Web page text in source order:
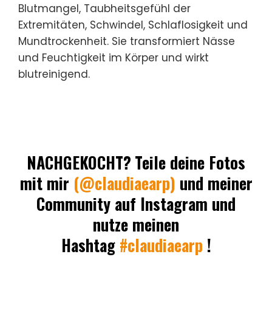
Blutmangel, Taubheitsgefühl der
Extremitäten, Schwindel, Schlaflosigkeit und
Mundtrockenheit. Sie transformiert Nässe
und Feuchtigkeit im Körper und wirkt
blutreinigend.
NACHGEKOCHT? Teile deine Fotos
mit mir (@claudiaearp) und meiner
Community auf Instagram und
nutze meinen
Hashtag #claudiaearp !